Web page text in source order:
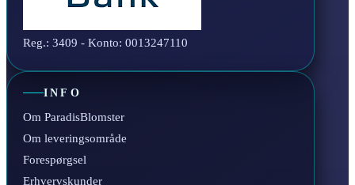
Reg.: 3409 - Konto: 0013247110
INFO
Om ParadisBlomster
Om leveringsområde
Forespørgsel
Erhvervskunder